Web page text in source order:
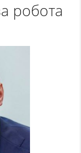
робота